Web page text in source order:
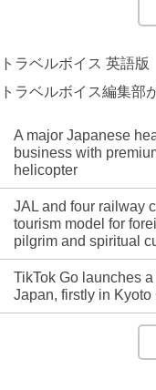
トラベルボイス 英語版
トラベルボイス編集部
A major Japanese
business with
helicopter
JAL and four railway
tourism model for
pilgrim and spiritual
TikTok Go launches
Japan, firstly in